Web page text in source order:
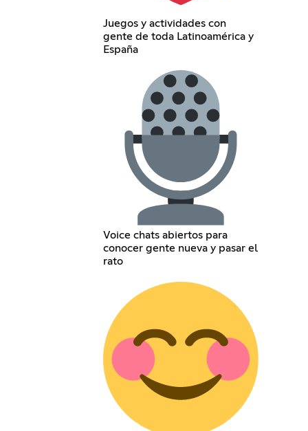
Juegos y actividades con
gente de toda Latinoamérica y
España
Voice chats abiertos para
conocer gente nueva y pasar el
rato